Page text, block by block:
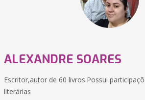
ALEXANDRE SOARES
Escritor,autor de 60 livros.Possui
literárias